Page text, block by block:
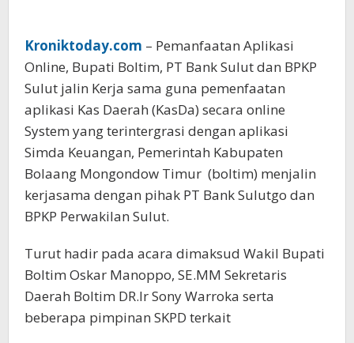
Kroniktoday.com – Pemanfaatan Aplikasi
Online, Bupati Boltim, PT Bank Sulut dan BPKP
Sulut jalin Kerja sama guna pemenfaatan
aplikasi Kas Daerah (KasDa) secara online
System yang terintergrasi dengan aplikasi
Simda Keuangan, Pemerintah Kabupaten
Bolaang Mongondow Timur (boltim) menjalin
kerjasama dengan pihak PT Bank Sulutgo dan
BPKP Perwakilan Sulut.
Turut hadir pada acara dimaksud Wakil Bupati
Boltim Oskar Manoppo, SE.MM Sekretaris
Daerah Boltim DR.Ir Sony Warroka serta
beberapa pimpinan SKPD terkait